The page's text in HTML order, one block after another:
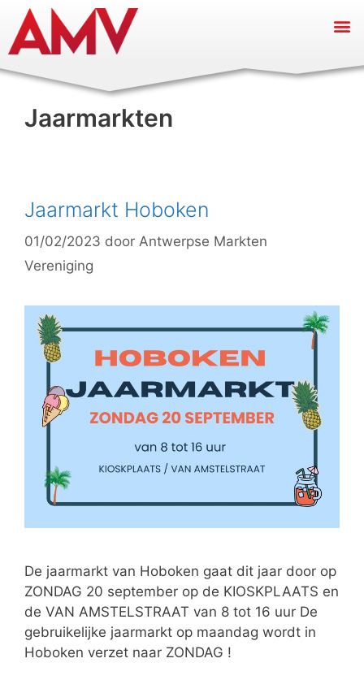
Jaarmarkten
Jaarmarkt Hoboken
01/02/2023 door Antwerpse Markten
Vereniging
De jaarmarkt van Hoboken gaat dit jaar door op
ZONDAG 20 september op de KIOSKPLAATS en
de VAN AMSTELSTRAAT van 8 tot 16 uur De
gebruikelijke jaarmarkt op maandag wordt in
Hoboken verzet naar ZONDAG !